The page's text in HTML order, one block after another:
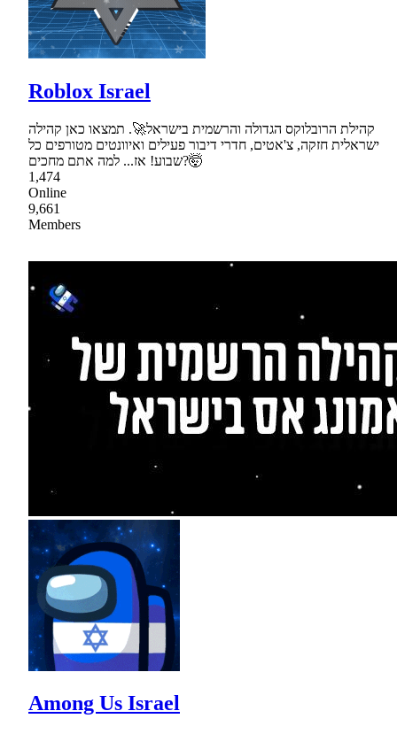
Roblox Israel
קהילת הרובלוקס הגדולה והרשמית בישראל🚀. תמצאו כאן קהילה
ישראלית חזקה, צ'אטים, חדרי דיבור פעילים ואיוונטים מטורפים כל
שבוע! אז... למה אתם מחכים?🤯
1,474
Online
9,661
Members
Among Us Israel